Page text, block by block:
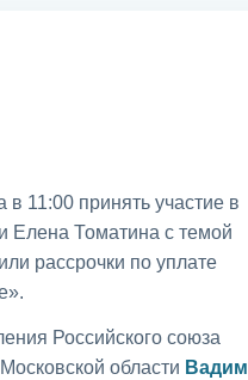
11:00 принять участие в
Елена Томатина с темой
рассрочки по уплате
Российского союза
области Вадим